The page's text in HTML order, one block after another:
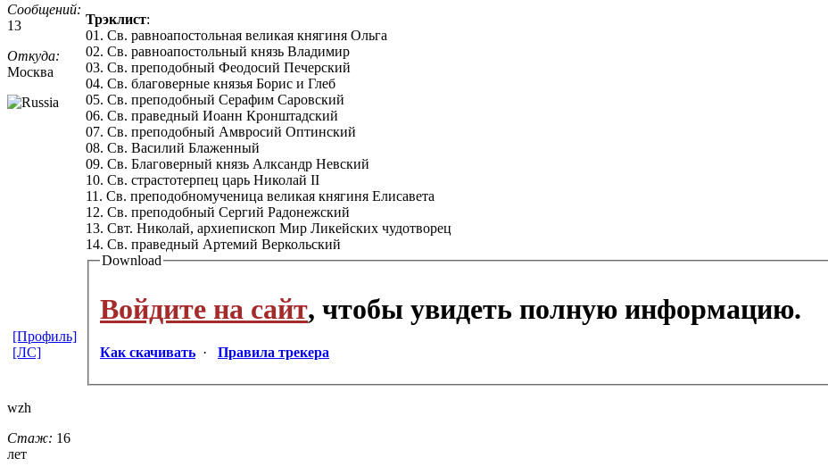
Сообщений:
13
Откуда:
Москва
Трэклист:
01. Св. равноапостольная великая княгиня Ольга
02. Св. равноапостольный князь Владимир
03. Св. преподобный Феодосий Печерский
04. Св. благоверные князья Борис и Глеб
05. Св. преподобный Серафим Саровский
06. Св. праведный Иоанн Кронштадский
07. Св. преподобный Амвросий Оптинский
08. Св. Василий Блаженный
09. Св. Благоверный князь Алксандр Невский
10. Св. страстотерпец царь Николай II
11. Св. преподобномученица великая княгиня Елисавета
12. Св. преподобный Сергий Радонежский
13. Свт. Николай, архиепископ Мир Ликейских чудотворец
14. Св. праведный Артемий Веркольский
Download
Войдите на сайт, чтобы увидеть полную информацию.
Как скачивать · Правила трекера
[Профиль]
[ЛС]
wzh
Стаж: 16
лет